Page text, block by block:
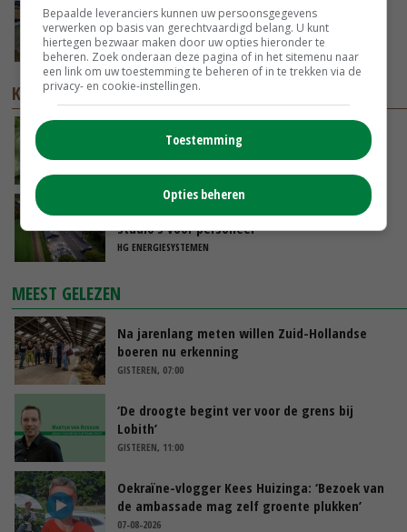
Droogte veroorzaakt steeds meer problemen:
‘Bassin afgelopen week al leeg’
06-08-2026
KENNISPARTNERS
We vechten tegen dezelfde vijand: Bremia
Aspergeteler bouwt dankzij batterij meer
studio’s voor personeel
HG ENERGIESYSTEMEN
MEEST GELEZEN
Na jarenlang meten willen Zuid-Hollandse
boeren nu erkenning
GISTEREN, 07:00
‘De droogte begint ver voor de grens bij
Lobith’
GISTEREN, 11:00
Oekraïne-vlogger Kees Huizinga: ‘Bezoek van
de ambassade mag zelf groente plukken’
07-08-2026
Bepaalde leveranciers kunnen uw persoonsgegevens
verwerken op basis van gerechtvaardigd belang. U kunt
hiertegen bezwaar maken door uw opties hieronder te
beheren. Zoek onderaan deze pagina of in het sitemenu naar
een link om uw toestemming te beheren of in te trekken via de
privacy- en cookie-instellingen.
Toestemming
Opties beheren